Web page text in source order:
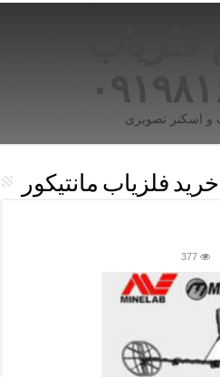
و اسکنر تصویری
خرید فلزیاب مانتیکور
377